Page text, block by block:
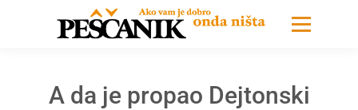
A da je propao Dejtonski